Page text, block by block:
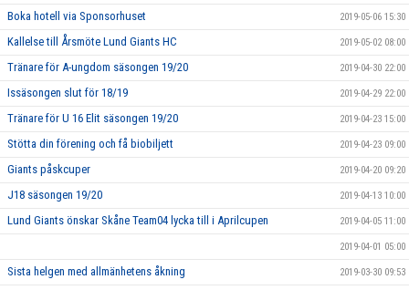
Boka hotell via Sponsorhuset 2019-05-06 15:30
Kallelse till Årsmöte Lund Giants HC 2019-05-02 08:00
Tränare för A-ungdom säsongen 19/20 2019-04-30 22:00
Issäsongen slut för 18/19 2019-04-29 22:00
Tränare för U 16 Elit säsongen 19/20 2019-04-23 15:00
Stötta din förening och få biobiljett 2019-04-23 09:00
Giants påskcuper 2019-04-20 09:20
J18 säsongen 19/20 2019-04-13 10:00
Lund Giants önskar Skåne Team04 lycka till i Aprilcupen 2019-04-05 11:00
2019-04-01 05:00
Sista helgen med allmänhetens åkning 2019-03-30 09:53